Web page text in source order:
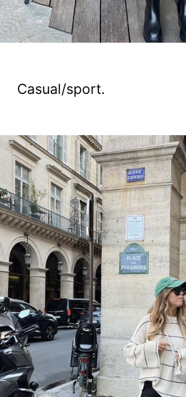
Casual/sport.